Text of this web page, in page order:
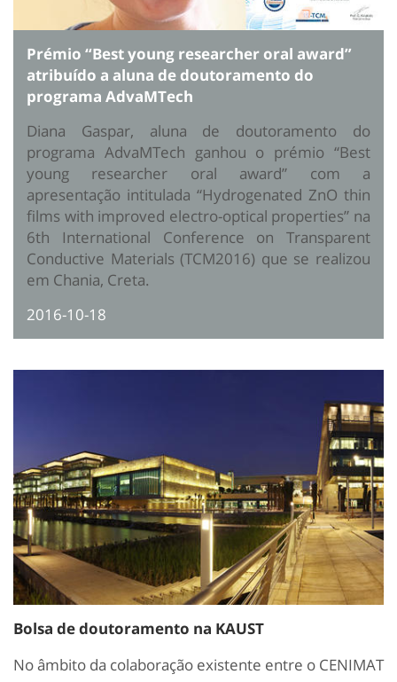
Prémio “Best young researcher oral award”
atribuído a aluna de doutoramento do
programa AdvaMTech
Diana Gaspar, aluna de doutoramento do
programa AdvaMTech ganhou o prémio “Best
young researcher oral award” com a
apresentação intitulada “Hydrogenated ZnO thin
films with improved electro-optical properties” na
6th International Conference on Transparent
Conductive Materials (TCM2016) que se realizou
em Chania, Creta.
2016-10-18
Bolsa de doutoramento na KAUST
No âmbito da colaboração existente entre o CENIMAT